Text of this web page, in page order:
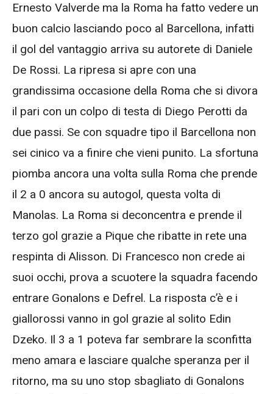
Ernesto Valverde ma la Roma ha fatto vedere un
buon calcio lasciando poco al Barcellona, infatti
il gol del vantaggio arriva su autorete di Daniele
De Rossi. La ripresa si apre con una
grandissima occasione della Roma che si divora
il pari con un colpo di testa di Diego Perotti da
due passi. Se con squadre tipo il Barcellona non
sei cinico va a finire che vieni punito. La sfortuna
piomba ancora una volta sulla Roma che prende
il 2 a 0 ancora su autogol, questa volta di
Manolas. La Roma si deconcentra e prende il
terzo gol grazie a Pique che ribatte in rete una
respinta di Alisson. Di Francesco non crede ai
suoi occhi, prova a scuotere la squadra facendo
entrare Gonalons e Defrel. La risposta c’è e i
giallorossi vanno in gol grazie al solito Edin
Dzeko. Il 3 a 1 poteva far sembrare la sconfitta
meno amara e lasciare qualche speranza per il
ritorno, ma su uno stop sbagliato di Gonalons